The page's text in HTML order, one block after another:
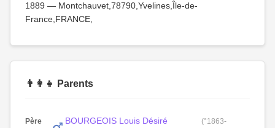
1889 — Montchauvet,78790,Yvelines,Île-de-
France,FRANCE,
👨‍👩‍👧 Parents
Père
BOURGEOIS Louis Désiré
(°1863-